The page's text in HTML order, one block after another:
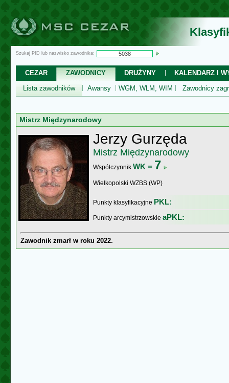
Szukaj PID lub nazwisko zawodnika:
CEZAR ZAWODNICY DRUŻYNY
KALENDARZ I
Lista zawodników
Awansy WGM, WLM, WIM Zawodnicy
Mistrz Międzynarodowy
Jerzy Gurzęda
Mistrz Międzynarodowy
Współczynnik WK = 7
Wielkopolski WZBS (WP)
Punkty klasyfikacyjne PKL:
Punkty arcymistrzowskie aPKL:
Zawodnik zmarł w roku 2022.